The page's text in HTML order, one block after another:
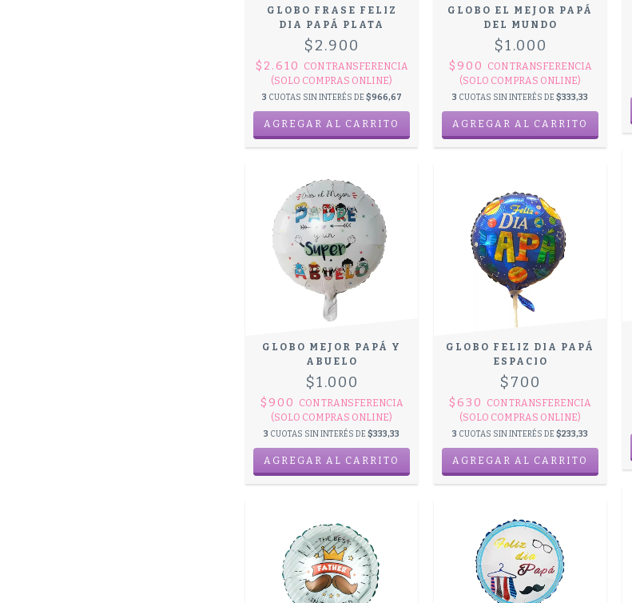
GLOBO FRASE FELIZ
DIA PAPÁ PLATA
$2.900
$2.610 CONTRANSFERENCIA
(SOLO COMPRAS ONLINE)
3 CUOTAS SIN INTERÉS DE $966,67
GLOBO EL MEJOR PAPÁ
DEL MUNDO
$1.000
$900 CONTRANSFERENCIA
(SOLO COMPRAS ONLINE)
3 CUOTAS SIN INTERÉS DE$333,33
GLOBO MEJOR PAPÁ Y
ABUELO
$1.000
$900 CONTRANSFERENCIA
(SOLO COMPRAS ONLINE)
3 CUOTAS SIN INTERÉS DE$333,33
GLOBO FELIZ DIA PAPÁ
ESPACIO
$700
$630 CONTRANSFERENCIA
(SOLO COMPRAS ONLINE)
3 CUOTAS SIN INTERÉS DE$233,33